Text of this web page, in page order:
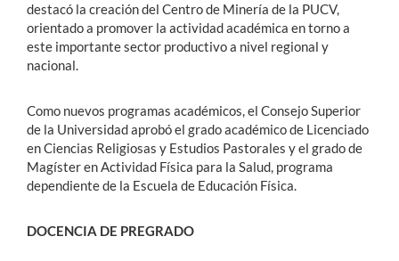
destacó la creación del Centro de Minería de la PUCV,
orientado a promover la actividad académica en torno a
este importante sector productivo a nivel regional y
nacional.
Como nuevos programas académicos, el Consejo Superior
de la Universidad aprobó el grado académico de Licenciado
en Ciencias Religiosas y Estudios Pastorales y el grado de
Magíster en Actividad Física para la Salud, programa
dependiente de la Escuela de Educación Física.
DOCENCIA DE PREGRADO